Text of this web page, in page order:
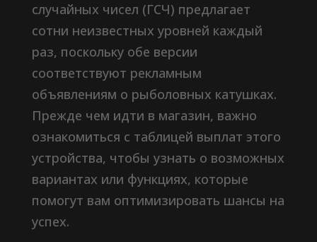
случайных чисел (ГСЧ) предлагает
сотни неизвестных уровней каждый
раз, поскольку обе версии
соответствуют рекламным
объявлениям о рыболовных катушках.
Прежде чем идти в магазин, важно
ознакомиться с таблицей выплат этого
устройства, чтобы узнать о возможных
вариантах или функциях, которые
помогут вам оптимизировать шансы на
успех.